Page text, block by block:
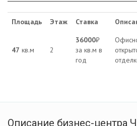
Площадь Этаж Ставка
47 кв.м 2
36000₽
за кв.м в
год
Описание бизнес-центра